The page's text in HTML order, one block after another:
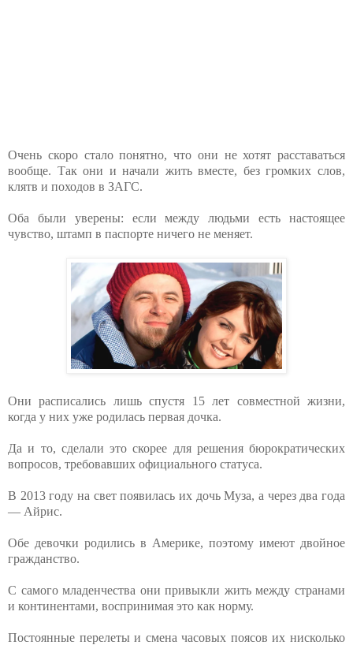
Очень скоро стало понятно, что они не хотят расставаться
вообще. Так они и начали жить вместе, без громких слов,
клятв и походов в ЗАГС.
Оба были уверены: если между людьми есть настоящее
чувство, штамп в паспорте ничего не меняет.
Они расписались лишь спустя 15 лет совместной жизни,
когда у них уже родилась первая дочка.
Да и то, сделали это скорее для решения бюрократических
вопросов, требовавших официального статуса.
В 2013 году на свет появилась их дочь Муза, а через два года
— Айрис.
Обе девочки родились в Америке, поэтому имеют двойное
гражданство.
С самого младенчества они привыкли жить между странами
и континентами, воспринимая это как норму.
Постоянные перелеты и смена часовых поясов их нисколько